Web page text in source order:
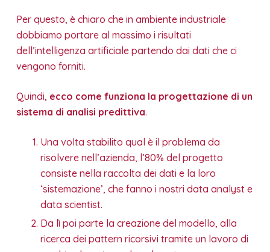
Per questo, è chiaro che in ambiente industriale
dobbiamo portare al massimo i risultati
dell’intelligenza artificiale partendo dai dati che ci
vengono forniti.
Quindi, ecco come funziona la progettazione di un
sistema di analisi predittiva.
Una volta stabilito qual è il problema da
risolvere nell’azienda, l’80% del progetto
consiste nella raccolta dei dati e la loro
‘sistemazione’, che fanno i nostri data analyst e
data scientist.
Da lì poi parte la creazione del modello, alla
ricerca dei pattern ricorsivi tramite un lavoro di